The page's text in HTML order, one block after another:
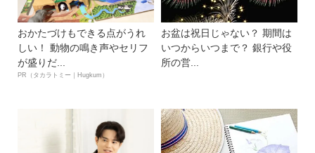
おかたづけもできる点がうれ
しい！ 動物の鳴き声やセリフ
が盛りだ...
PR（タカラトミー｜Hugkum）
お盆は祝日じゃない？ 期間は
いつからいつまで？ 銀行や役
所の営...